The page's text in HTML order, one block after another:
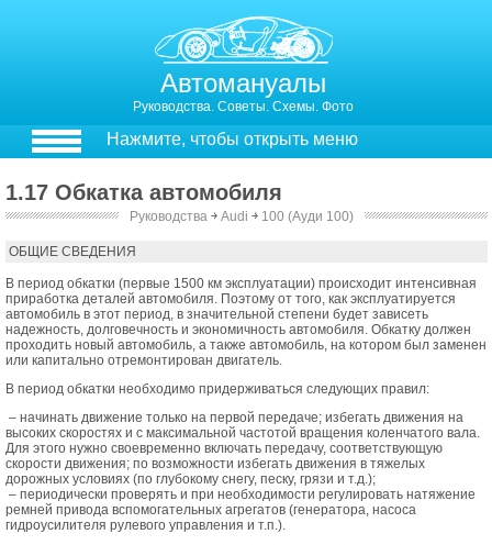
Автомануалы
Руководства. Советы. Схемы. Фото
Нажмите, чтобы открыть меню
1.17 Обкатка автомобиля
Руководства ￫ Audi ￫ 100 (Ауди 100)
ОБЩИЕ СВЕДЕНИЯ
В период обкатки (первые 1500 км эксплуатации) происходит интенсивная
приработка деталей автомобиля. Поэтому от того, как эксплуатируется
автомобиль в этот период, в значительной степени будет зависеть
надежность, долговечность и экономичность автомобиля. Обкатку должен
проходить новый автомобиль, а также автомобиль, на котором был заменен
или капитально отремонтирован двигатель.
В период обкатки необходимо придерживаться следующих правил:
– начинать движение только на первой передаче; избегать движения на
высоких скоростях и с максимальной частотой вращения коленчатого вала.
Для этого нужно своевременно включать передачу, соответствующую
скорости движения; по возможности избегать движения в тяжелых
дорожных условиях (по глубокому снегу, песку, грязи и т.д.);
– периодически проверять и при необходимости регулировать натяжение
ремней привода вспомогательных агрегатов (генератора, насоса
гидроусилителя рулевого управления и т.п.).